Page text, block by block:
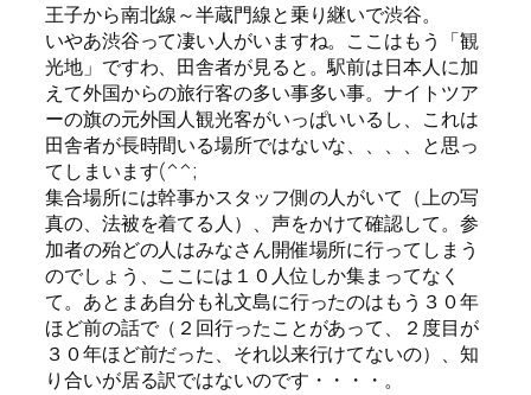
王子から南北線～半蔵門線と乗り継いで渋谷。
いやあ渋谷って凄い人がいますね。ここはもう「観
光地」ですわ、田舎者が見ると。駅前は日本人に加
えて外国からの旅行客の多い事多い事。ナイトツア
ーの旗の元外国人観光客がいっぱいいるし、これは
田舎者が長時間いる場所ではないな、、、、と思っ
てしまいます(^^;
集合場所には幹事かスタッフ側の人がいて（上の写
真の、法被を着てる人）、声をかけて確認して。参
加者の殆どの人はみなさん開催場所に行ってしまう
のでしょう、ここには１０人位しか集まってなく
て。あとまあ自分も礼文島に行ったのはもう３０年
ほど前の話で（２回行ったことがあって、２度目が
３０年ほど前だった、それ以来行けてないの）、知
り合いが居る訳ではないのです・・・・。